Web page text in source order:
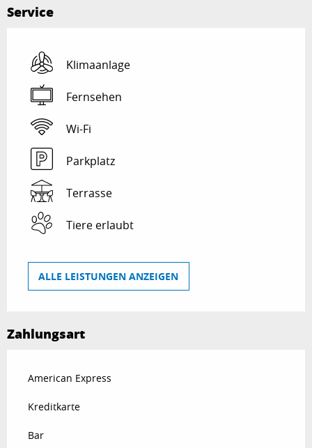
Service
Klimaanlage
Fernsehen
Wi-Fi
Parkplatz
Terrasse
Tiere erlaubt
ALLE LEISTUNGEN ANZEIGEN
Zahlungsart
American Express
Kreditkarte
Bar